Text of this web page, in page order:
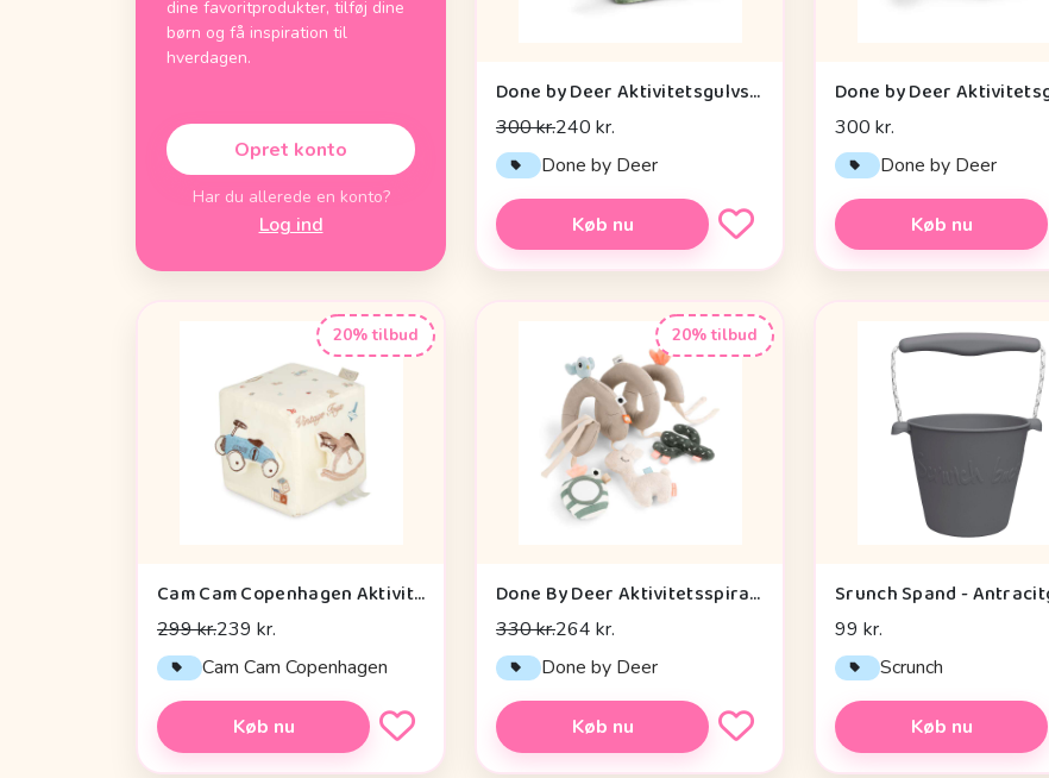
dine favoritprodukter, tilføj dine
børn og få inspiration til
hverdagen.
Opret konto
Har du allerede en konto?
Log ind
Done by Deer Aktivitetsgulvspejl - Croco - Grøn
300 kr.240 kr.
Done by Deer
Køb nu
300 kr.
Done by Deer
Køb nu
20% tilbud
Cam Cam Copenhagen Aktivitetsterning - OCS - Vintage Toys
299 kr.239 kr.
Cam Cam Copenhagen
Køb nu
20% tilbud
Done By Deer Aktivitetsspiral - Lalee Sand
330 kr.264 kr.
Done by Deer
Køb nu
Srunch Spand -
99 kr.
Scrunch
Køb nu